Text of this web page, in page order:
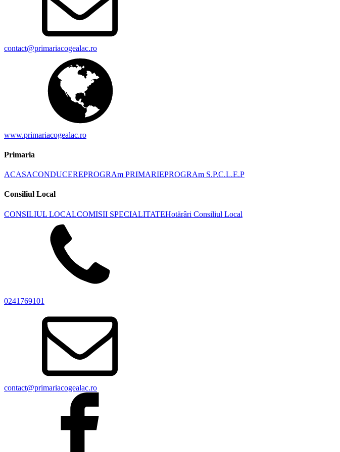
contact@primariacogealac.ro
www.primariacogealac.ro
Primaria
ACASACONDUCEREPROGRAm PRIMARIEPROGRAm S.P.C.L.E.P
Consiliul Local
CONSILIUL LOCALCOMISII SPECIALITATEHotărâri Consiliul Local
0241769101
contact@primariacogealac.ro